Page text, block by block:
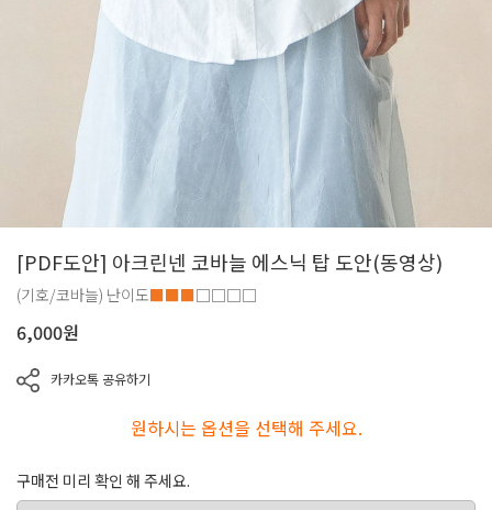
[PDF도안] 아크린넨 코바늘 에스닉 탑 도안(동영상)
(기호/코바늘) 난이도■■■□□□□
6,000원
카카오톡 공유하기
원하시는 옵션을 선택해 주세요.
구매전 미리 확인 해 주세요.